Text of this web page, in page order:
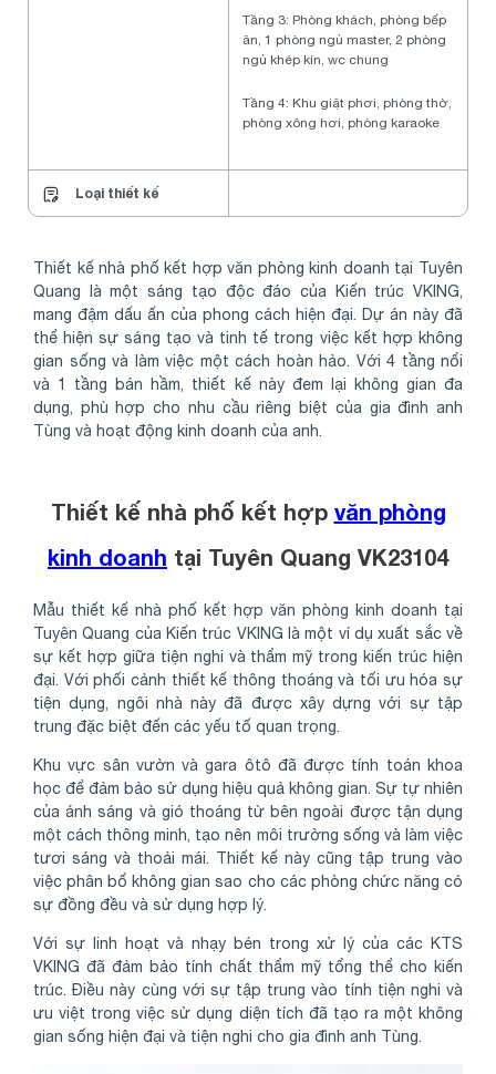
Tầng 3: Phòng khách, phòng bếp
ăn, 1 phòng ngủ master, 2 phòng
ngủ khép kín, wc chung
Tầng 4: Khu giặt phơi, phòng thờ,
phòng xông hơi, phòng karaoke
Loại thiết kế
Thiết kế nhà phố kết hợp văn phòng kinh doanh tại Tuyên
Quang là một sáng tạo độc đáo của Kiến trúc VKING,
mang đậm dấu ấn của phong cách hiện đại. Dự án này đã
thể hiện sự sáng tạo và tinh tế trong việc kết hợp không
gian sống và làm việc một cách hoàn hảo. Với 4 tầng nổi
và 1 tầng bán hầm, thiết kế này đem lại không gian đa
dụng, phù hợp cho nhu cầu riêng biệt của gia đình anh
Tùng và hoạt động kinh doanh của anh.
Thiết kế nhà phố kết hợp văn phòng
kinh doanh tại Tuyên Quang VK23104
Mẫu thiết kế nhà phố kết hợp văn phòng kinh doanh tại
Tuyên Quang của Kiến trúc VKING là một ví dụ xuất sắc về
sự kết hợp giữa tiện nghi và thẩm mỹ trong kiến trúc hiện
đại. Với phối cảnh thiết kế thông thoáng và tối ưu hóa sự
tiện dụng, ngôi nhà này đã được xây dựng với sự tập
trung đặc biệt đến các yếu tố quan trọng.
Khu vực sân vườn và gara ôtô đã được tính toán khoa
học để đảm bảo sử dụng hiệu quả không gian. Sự tự nhiên
của ánh sáng và gió thoáng từ bên ngoài được tận dụng
một cách thông minh, tạo nên môi trường sống và làm việc
tươi sáng và thoải mái. Thiết kế này cũng tập trung vào
việc phân bổ không gian sao cho các phòng chức năng có
sự đồng đều và sử dụng hợp lý.
Với sự linh hoạt và nhạy bén trong xử lý của các KTS
VKING đã đảm bảo tính chất thẩm mỹ tổng thể cho kiến
trúc. Điều này cùng với sự tập trung vào tính tiện nghi và
ưu việt trong việc sử dụng diện tích đã tạo ra một không
gian sống hiện đại và tiện nghi cho gia đình anh Tùng.